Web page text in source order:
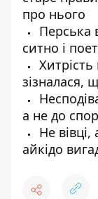
про нього
Перська
ситно і
Хитрість
зізналася,
а не до
Не
айкідо